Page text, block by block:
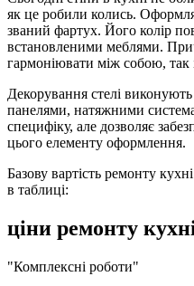
як це робили колись.
званий фартух. Його колір
встановленими меблями.
гармоніювати між собою, так
Декорування стелі
панелями, натяжними
специфіку, але дозволяє
цього елементу оформлення.
Базову вартість ремонту
в таблиці:
ціни ремонту
"Комплексні роботи"